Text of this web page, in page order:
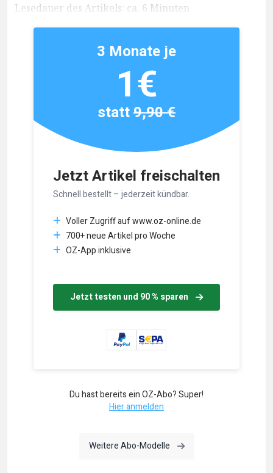
Lesedauer des Artikels: ca. 6 Minuten
Jetzt Artikel freischalten
Schnell bestellt – jederzeit kündbar.
Voller Zugriff auf www.oz-online.de
700+ neue Artikel pro Woche
OZ-App inklusive
Jetzt testen und 90 % sparen
3 Monate je
1€
statt9,90 €
Du hast bereits ein OZ-Abo? Super!
Hier anmelden
Weitere Abo-Modelle